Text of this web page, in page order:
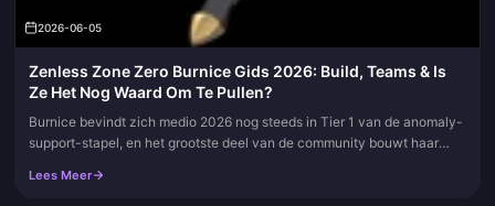
2026-06-05
Zenless Zone Zero Burnice Gids 2026: Build, Teams & Is
Ze Het Nog Waard Om Te Pullen?
Burnice bevindt zich medio 2026 nog steeds in Tier 1 van de anomaly-
support-stapel, en het grootste deel van de community bouwt haar
opste...
Lees Meer